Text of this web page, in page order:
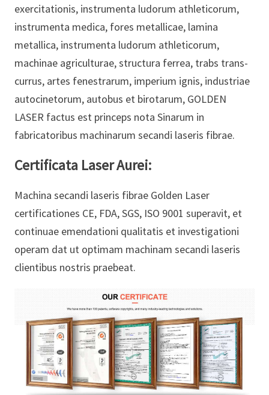
exercitationis, instrumenta ludorum athleticorum,
instrumenta medica, fores metallicae, lamina
metallica, instrumenta ludorum athleticorum,
machinae agriculturae, structura ferrea, trabs trans-
currus, artes fenestrarum, imperium ignis, industriae
autocinetorum, autobus et birotarum, GOLDEN
LASER factus est princeps nota Sinarum in
fabricatoribus machinarum secandi laseris fibrae.
Certificata Laser Aurei:
Machina secandi laseris fibrae Golden Laser
certificationes CE, FDA, SGS, ISO 9001 superavit, et
continuae emendationi qualitatis et investigationi
operam dat ut optimam machinam secandi laseris
clientibus nostris praebeat.